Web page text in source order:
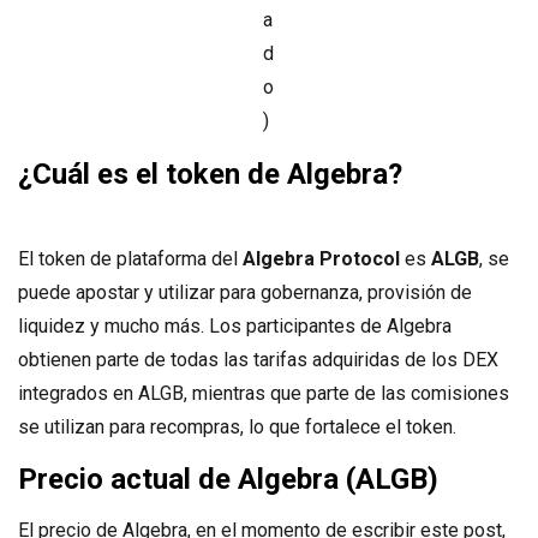
a
d
o
)
¿Cuál es el token de Algebra?
El token de plataforma del Algebra Protocol es ALGB, se
puede apostar y utilizar para gobernanza, provisión de
liquidez y mucho más. Los participantes de Algebra
obtienen parte de todas las tarifas adquiridas de los DEX
integrados en ALGB, mientras que parte de las comisiones
se utilizan para recompras, lo que fortalece el token.
Precio actual de Algebra (ALGB)
El precio de Algebra, en el momento de escribir este post,